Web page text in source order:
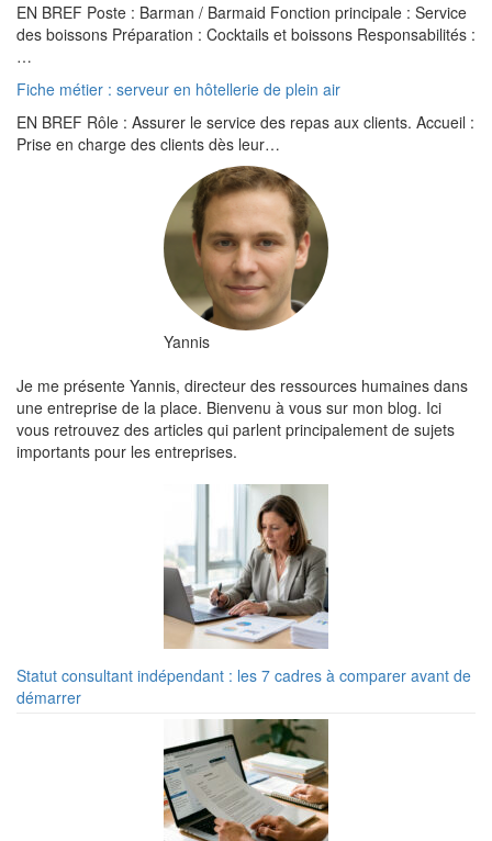
EN BREF Poste : Barman / Barmaid Fonction principale : Service
des boissons Préparation : Cocktails et boissons Responsabilités :
…
Fiche métier : serveur en hôtellerie de plein air
EN BREF Rôle : Assurer le service des repas aux clients. Accueil :
Prise en charge des clients dès leur…
Yannis
Je me présente Yannis, directeur des ressources humaines dans
une entreprise de la place. Bienvenu à vous sur mon blog. Ici
vous retrouvez des articles qui parlent principalement de sujets
importants pour les entreprises.
Statut consultant indépendant : les 7 cadres à comparer avant de
démarrer